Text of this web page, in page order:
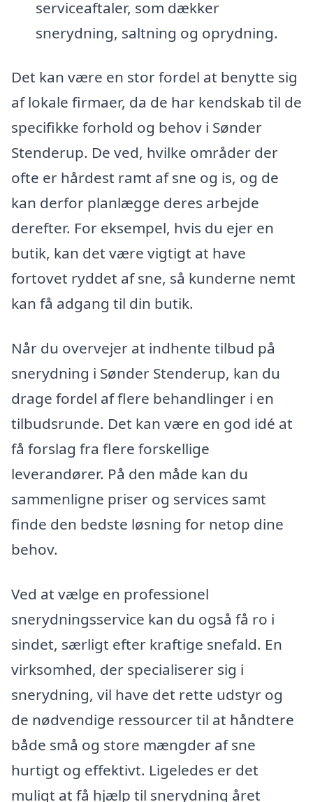
serviceaftaler, som dækker
snerydning, saltning og oprydning.
Det kan være en stor fordel at benytte sig
af lokale firmaer, da de har kendskab til de
specifikke forhold og behov i Sønder
Stenderup. De ved, hvilke områder der
ofte er hårdest ramt af sne og is, og de
kan derfor planlægge deres arbejde
derefter. For eksempel, hvis du ejer en
butik, kan det være vigtigt at have
fortovet ryddet af sne, så kunderne nemt
kan få adgang til din butik.
Når du overvejer at indhente tilbud på
snerydning i Sønder Stenderup, kan du
drage fordel af flere behandlinger i en
tilbudsrunde. Det kan være en god idé at
få forslag fra flere forskellige
leverandører. På den måde kan du
sammenligne priser og services samt
finde den bedste løsning for netop dine
behov.
Ved at vælge en professionel
snerydningsservice kan du også få ro i
sindet, særligt efter kraftige snefald. En
virksomhed, der specialiserer sig i
snerydning, vil have det rette udstyr og
de nødvendige ressourcer til at håndtere
både små og store mængder af sne
hurtigt og effektivt. Ligeledes er det
muligt at få hjælp til snerydning året